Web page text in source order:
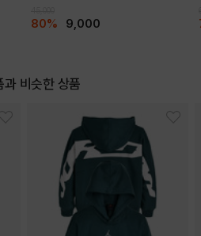
80% 9,000
과 비슷한 상품